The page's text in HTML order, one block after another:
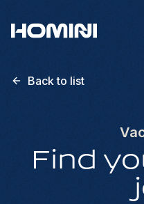
Back to list
Find